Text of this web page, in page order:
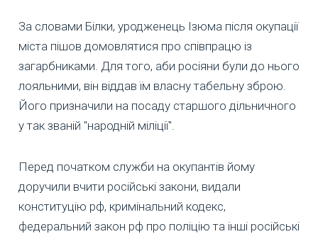
За словами Білки, уродженець Ізюма після окупації
міста пішов домовлятися про співпрацю із
загарбниками. Для того, аби росіяни були до нього
лояльними, він віддав їм власну табельну зброю.
Його призначили на посаду старшого дільничного
у так званій "народній міліції".
Перед початком служби на окупантів йому
доручили вчити російські закони, видали
конституцію рф, кримінальний кодекс,
федеральний закон рф про поліцію та інші російські